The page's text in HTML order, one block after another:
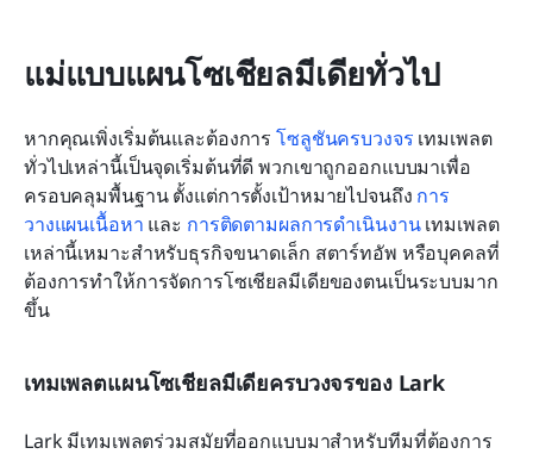
แม่แบบแผนโซเชียลมีเดียทั่วไป
หากคุณเพิ่งเริ่มต้นและต้องการ โซลูชันครบวงจร เทมเพลต
ทั่วไปเหล่านี้เป็นจุดเริ่มต้นที่ดี พวกเขาถูกออกแบบมาเพื่อ
ครอบคลุมพื้นฐาน ตั้งแต่การตั้งเป้าหมายไปจนถึง การ
วางแผนเนื้อหา และ การติดตามผลการดำเนินงาน เทมเพลต
เหล่านี้เหมาะสำหรับธุรกิจขนาดเล็ก สตาร์ทอัพ หรือบุคคลที่
ต้องการทำให้การจัดการโซเชียลมีเดียของตนเป็นระบบมาก
ขึ้น
เทมเพลตแผนโซเชียลมีเดียครบวงจรของ Lark